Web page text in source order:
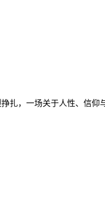
扎，一场关于人性、信仰